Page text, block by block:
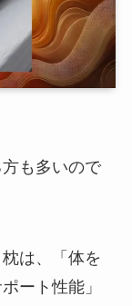
も多いので
は、「体を
ート性能」